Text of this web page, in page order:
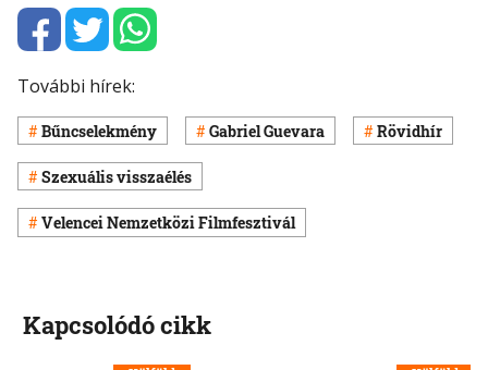
További hírek:
Bűncselekmény Gabriel Guevara Rövidhír
Szexuális visszaélés
Velencei Nemzetközi Filmfesztivál
Kapcsolódó cikk